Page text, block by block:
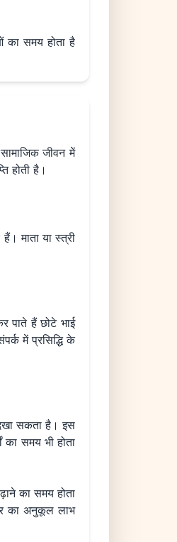
का समय होता है
जीवन में
होती है।
माता या स्त्री
पाते हैं छोटे भाई
में प्रसिद्धि के
सकता है। इस
का समय भी होता
का समय होता
का अनुकूल लाभ